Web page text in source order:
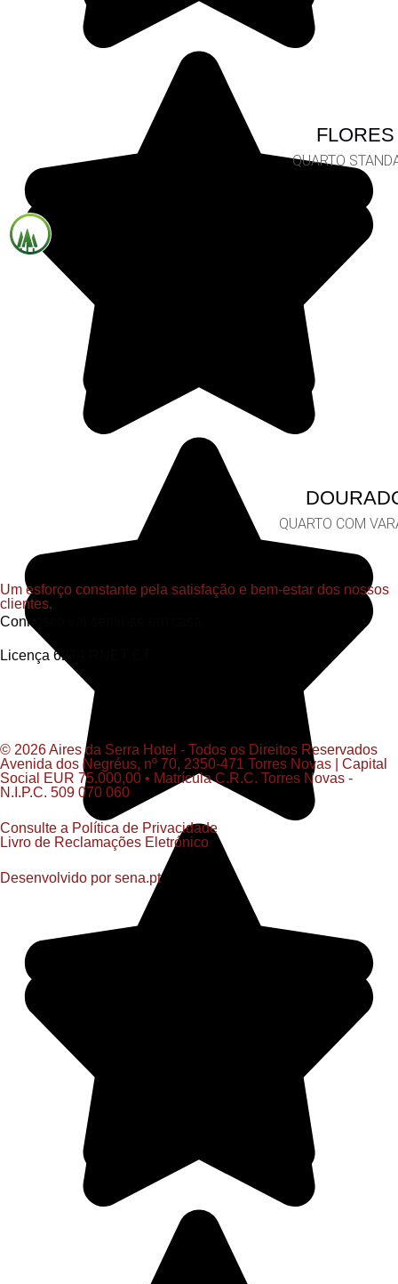
FLORES
QUARTO
QUARTO COM
Um esforço constante pela satisfação e bem-estar dos nossos
clientes.
Connosco vai sentir-se em casa.
Licença 6274 RNET ET
© 2026 Aires da Serra Hotel - Todos os Direitos Reservados
Avenida dos Negréus, nº 70, 2350-471 Torres Novas | Capital
Social EUR 75.000,00 • Matrícula C.R.C. Torres Novas -
N.I.P.C. 509 070 060​
Consulte a Política de Privacidade
Livro de Reclamações Eletrónico
Desenvolvido por sena.pt